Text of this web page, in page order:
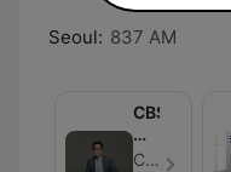
Seoul: 837 AM
CBS
박
성CBS - Episode 1014